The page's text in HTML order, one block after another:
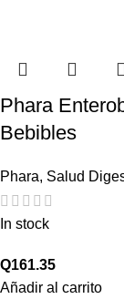
Phara
Bebibles
Phara, Salud
In stock
Q161.35
Añadir al carrito